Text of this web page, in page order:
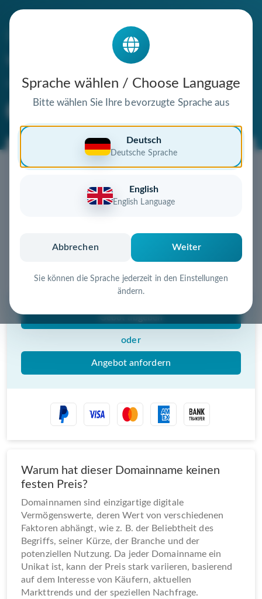
Sprache wählen / Choose Language
Bitte wählen Sie Ihre bevorzugte Sprache aus
Deutsch
Deutsche Sprache
English
English Language
Abbrechen Weiter
Sie können die Sprache jederzeit in den Einstellungen
ändern.
wikon-bausysteme.de
steht zum Verkauf
Jetzt diese Wunschdomain
Diese Domain könnte schon bald Ihnen gehören!
Schnell, sicher und unkompliziert zur eigenen
Gebot abgeben
oder
Angebot anfordern
Warum hat dieser Domainname keinen
festen Preis?
Domainnamen sind einzigartige digitale
Vermögenswerte, deren Wert von verschiedenen
Faktoren abhängt, wie z. B. der Beliebtheit des
Begriffs, seiner Kürze, der Branche und der
potenziellen Nutzung. Da jeder Domainname ein
Unikat ist, kann der Preis stark variieren, basierend
auf dem Interesse von Käufern, aktuellen
Markttrends und der speziellen Nachfrage.